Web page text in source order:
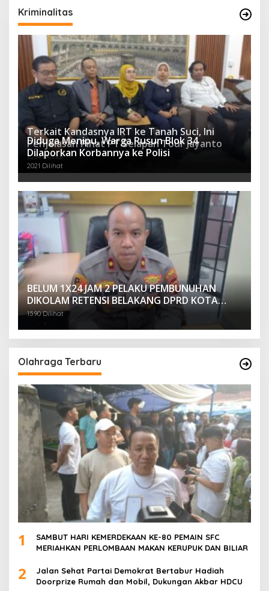
Kriminalitas
Terkait Kandasnya IRT ke Tanah Suci, Ini
Penjelasan Pihat PT Selapan Tour Jayanto
2234 Dilihat
Diduga Menipu, Warga Rusun Blok 34
Dilaporkan Korbannya ke Polisi
2021 Dilihat
BELUM 1X24 JAM 2 PELAKU PEMBUNUHAN
DIKOLAM RETENSI BELAKANG DPRD KOTA
PALEMBANG TELAH DIRINGKUS ANGGOTA
1590 Dilihat
Olahraga Terbaru
1
SAMBUT HARI KEMERDEKAAN KE-80 PEMAIN SFC
MERIAHKAN PERLOMBAAN MAKAN KERUPUK DAN BILIAR
2
Jalan Sehat Partai Demokrat Bertabur Hadiah
Doorprize Rumah dan Mobil, Dukungan Akbar HDCU